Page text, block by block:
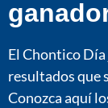
El Chontico Día
resultados que
Conozca aquí